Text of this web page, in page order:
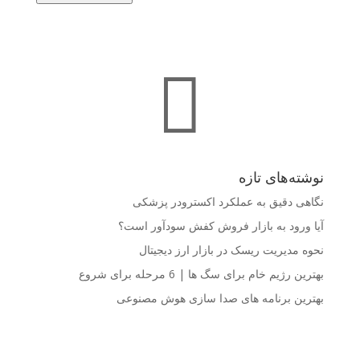

نوشته‌های تازه
نگاهی دقیق به عملکرد اکسترودر پزشکی
آیا ورود به بازار فروش کفش سودآور است؟
نحوه مدیریت ریسک در بازار ارز دیجیتال
بهترین رژیم خام برای سگ ها | 6 مرحله برای شروع
بهترین برنامه های صدا سازی هوش مصنوعی